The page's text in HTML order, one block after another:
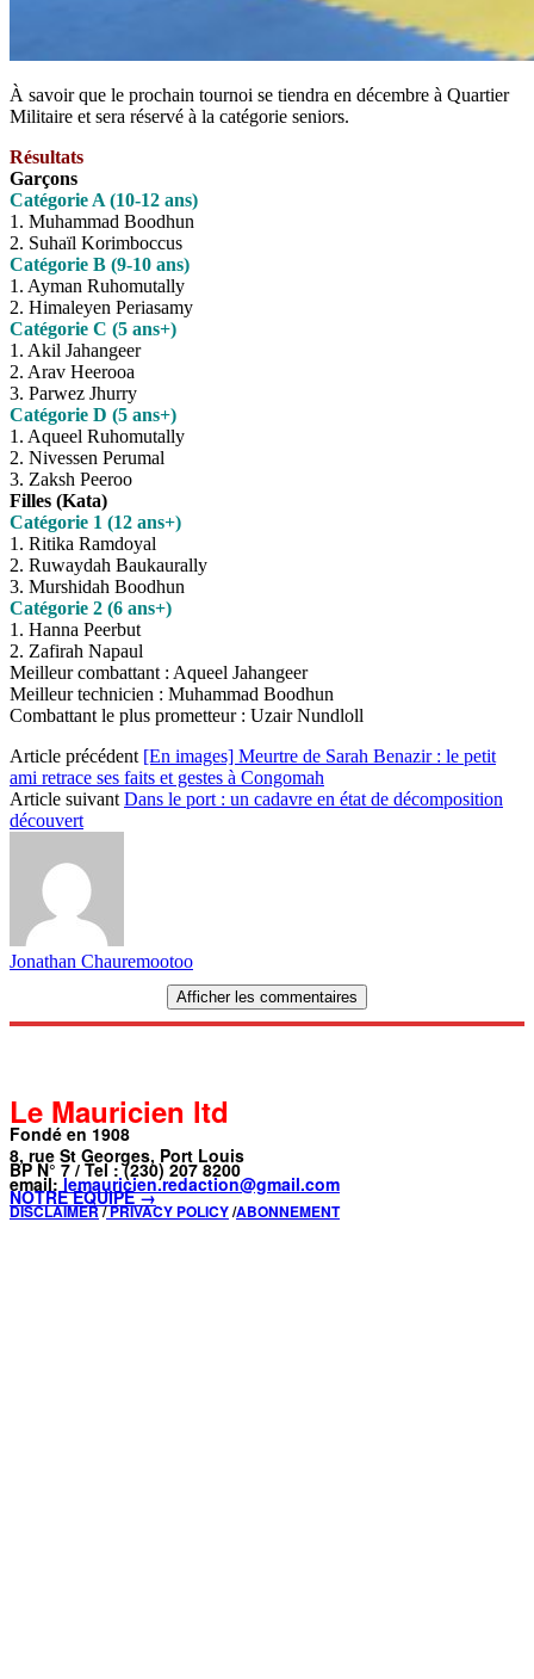
À savoir que le prochain tournoi se tiendra en décembre à Quartier
Militaire et sera réservé à la catégorie seniors.
Résultats
Garçons
Catégorie A (10-12 ans)
1. Muhammad Boodhun
2. Suhaïl Korimboccus
Catégorie B (9-10 ans)
1. Ayman Ruhomutally
2. Himaleyen Periasamy
Catégorie C (5 ans+)
1. Akil Jahangeer
2. Arav Heerooa
3. Parwez Jhurry
Catégorie D (5 ans+)
1. Aqueel Ruhomutally
2. Nivessen Perumal
3. Zaksh Peeroo
Filles (Kata)
Catégorie 1 (12 ans+)
1. Ritika Ramdoyal
2. Ruwaydah Baukaurally
3. Murshidah Boodhun
Catégorie 2 (6 ans+)
1. Hanna Peerbut
2. Zafirah Napaul
Meilleur combattant : Aqueel Jahangeer
Meilleur technicien : Muhammad Boodhun
Combattant le plus prometteur : Uzair Nundloll
Article précédent [En images] Meurtre de Sarah Benazir : le petit
ami retrace ses faits et gestes à Congomah
Article suivant Dans le port : un cadavre en état de décomposition
découvert
Jonathan Chauremootoo
Afficher les commentaires
Le Mauricien ltd
Fondé en 1908
8, rue St Georges, Port Louis
BP N° 7 / Tel : (230) 207 8200
email: lemauricien.redaction@gmail.com
NOTRE ÉQUIPE →
DISCLAIMER/PRIVACY POLICY/ABONNEMENT